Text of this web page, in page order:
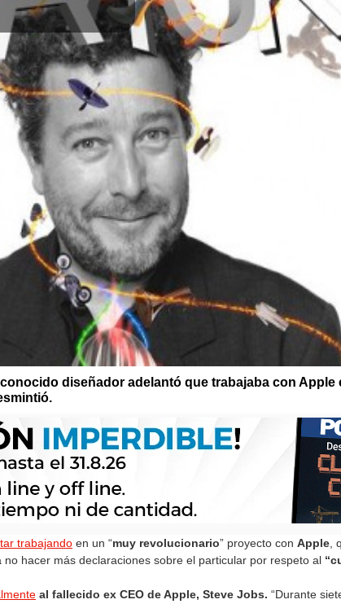
diseñador adelantó que trabajaba con Apple
trabajando en un “muy revolucionario” proyecto con Apple ,
no hacer más declaraciones sobre el particular por respeto al
al fallecido ex CEO de Apple, Steve Jobs. “Durante